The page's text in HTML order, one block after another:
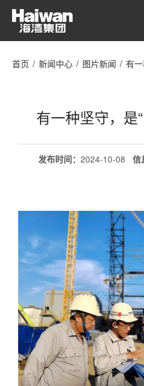
首页 / 新闻中心 / 图片新闻 / 有
有一种坚守，
发布时间： 2024-10-08 信